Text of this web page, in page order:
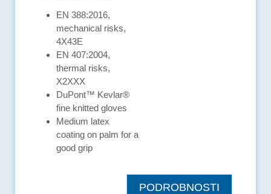
EN 388:2016,
mechanical risks,
4X43E
EN 407:2004,
thermal risks,
X2XXX
DuPont™ Kevlar®
fine knitted gloves
Medium latex
coating on palm for a
good grip
PODROBNOSTI